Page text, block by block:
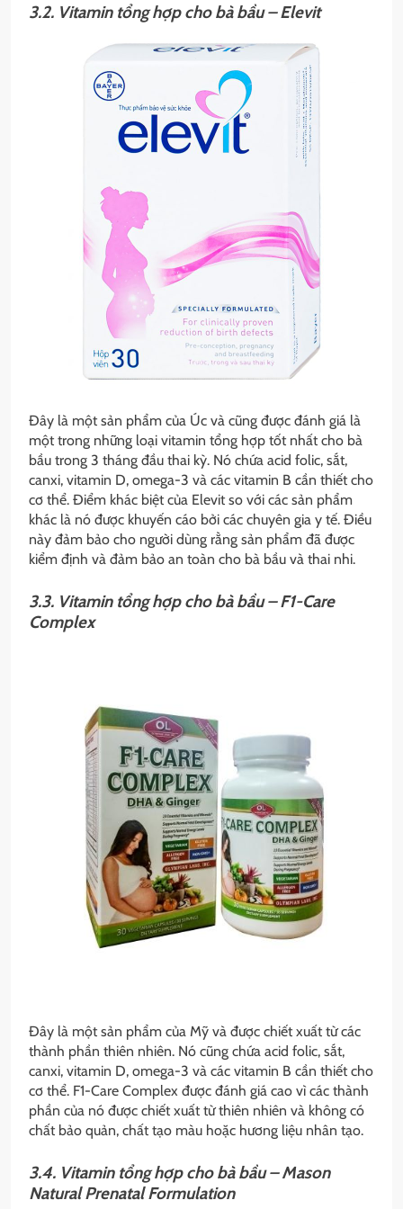
3.2. Vitamin tổng hợp cho bà bầu – Elevit
Đây là một sản phẩm của Úc và cũng được đánh giá là
một trong những loại vitamin tổng hợp tốt nhất cho bà
bầu trong 3 tháng đầu thai kỳ. Nó chứa acid folic, sắt,
canxi, vitamin D, omega-3 và các vitamin B cần thiết cho
cơ thể. Điểm khác biệt của Elevit so với các sản phẩm
khác là nó được khuyến cáo bởi các chuyên gia y tế. Điều
này đảm bảo cho người dùng rằng sản phẩm đã được
kiểm định và đảm bảo an toàn cho bà bầu và thai nhi.
3.3. Vitamin tổng hợp cho bà bầu – F1-Care
Complex
Đây là một sản phẩm của Mỹ và được chiết xuất từ các
thành phần thiên nhiên. Nó cũng chứa acid folic, sắt,
canxi, vitamin D, omega-3 và các vitamin B cần thiết cho
cơ thể. F1-Care Complex được đánh giá cao vì các thành
phần của nó được chiết xuất từ thiên nhiên và không có
chất bảo quản, chất tạo màu hoặc hương liệu nhân tạo.
3.4. Vitamin tổng hợp cho bà bầu – Mason
Natural Prenatal Formulation